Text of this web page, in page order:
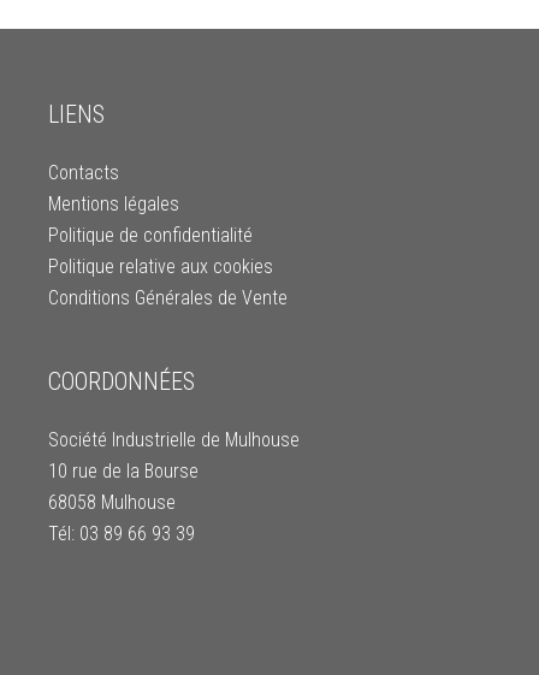
LIENS
Contacts
Mentions légales
Politique de confidentialité
Politique relative aux cookies
Conditions Générales de Vente
COORDONNÉES
Société Industrielle de Mulhouse
10 rue de la Bourse
68058 Mulhouse
Tél: 03 89 66 93 39